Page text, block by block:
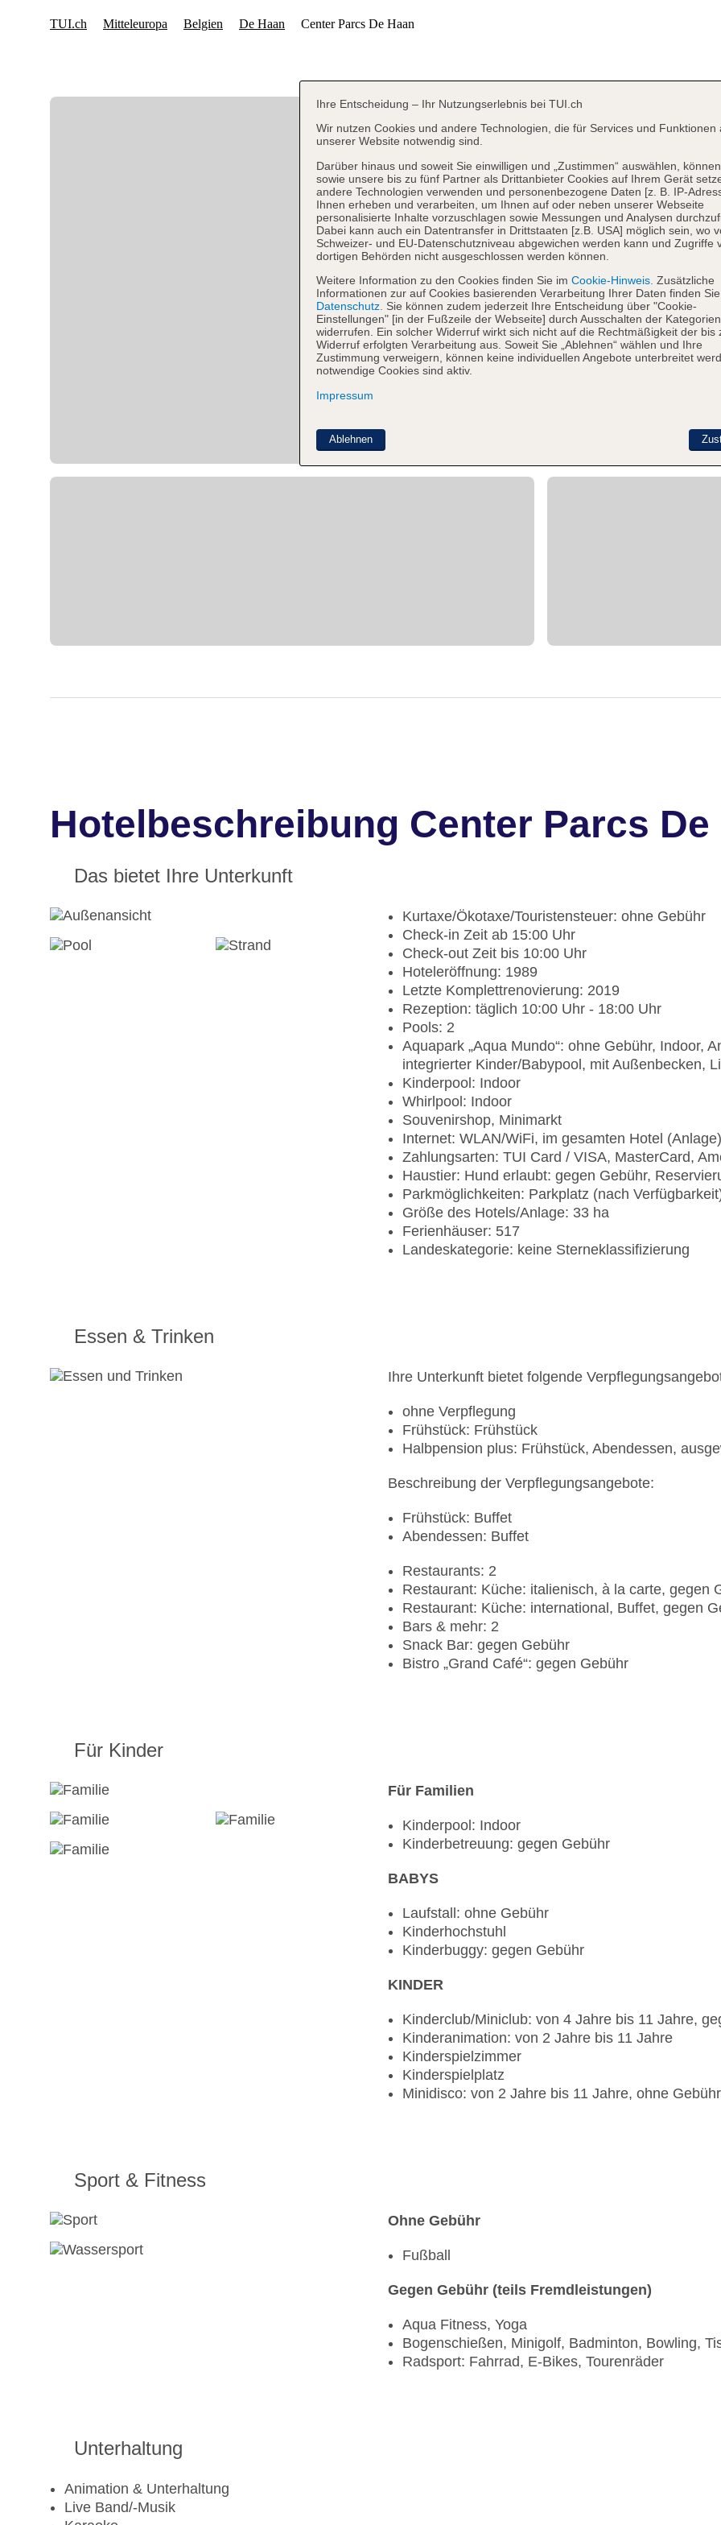
Hotelbeschreibung Center Parcs De
Das bietet Ihre Unterkunft
Kurtaxe/Ökotaxe/Touristensteuer: ohne Gebühr
Check-in Zeit ab 15:00 Uhr
Check-out Zeit bis 10:00 Uhr
Hoteleröffnung: 1989
Letzte Komplettrenovierung: 2019
Rezeption: täglich 10:00 Uhr - 18:00 Uhr
Pools: 2
Aquapark „Aqua Mundo“: ohne Gebühr, Indoor,
integrierter Kinder/Babypool, mit Außenbecken,
Kinderpool: Indoor
Whirlpool: Indoor
Souvenirshop, Minimarkt
Internet: WLAN/WiFi, im gesamten Hotel
Zahlungsarten: TUI Card / VISA, MasterCard,
Haustier: Hund erlaubt: gegen Gebühr,
Parkmöglichkeiten: Parkplatz (nach
Größe des Hotels/Anlage: 33 ha
Ferienhäuser: 517
Landeskategorie: keine Sterneklassifizierung
Essen & Trinken
Ihre Unterkunft bietet folgende
ohne Verpflegung
Frühstück: Frühstück
Halbpension plus: Frühstück, Abendessen,
Beschreibung der Verpflegungsangebote:
Frühstück: Buffet
Abendessen: Buffet
Restaurants: 2
Restaurant: Küche: italienisch, à la carte, gegen
Restaurant: Küche: international, Buffet, gegen
Bars & mehr: 2
Snack Bar: gegen Gebühr
Bistro „Grand Café“: gegen Gebühr
Für Kinder
Für Familien
Kinderpool: Indoor
Kinderbetreuung: gegen Gebühr
BABYS
Laufstall: ohne Gebühr
Kinderhochstuhl
Kinderbuggy: gegen Gebühr
KINDER
Kinderclub/Miniclub: von 4 Jahre bis 11 Jahre,
Kinderanimation: von 2 Jahre bis 11 Jahre
Kinderspielzimmer
Kinderspielplatz
Minidisco: von 2 Jahre bis 11 Jahre, ohne Gebühr
Sport & Fitness
Ohne Gebühr
Fußball
Gegen Gebühr (teils Fremdleistungen)
Aqua Fitness, Yoga
Bogenschießen, Minigolf, Badminton, Bowling,
Radsport: Fahrrad, E-Bikes, Tourenräder
Unterhaltung
Animation & Unterhaltung
Live Band/-Musik
Ihre Entscheidung – Ihr Nutzungserlebnis bei TUI.ch
Wir nutzen Cookies und andere Technologien, die für Services und Funktionen
unserer Website notwendig sind.
Darüber hinaus und soweit Sie einwilligen und „Zustimmen“ auswählen,
sowie unsere bis zu fünf Partner als Drittanbieter Cookies auf Ihrem Gerät
andere Technologien verwenden und personenbezogene Daten [z. B. IP-
Ihnen erheben und verarbeiten, um Ihnen auf oder neben unserer Webseite
personalisierte Inhalte vorzuschlagen sowie Messungen und Analysen
Dabei kann auch ein Datentransfer in Drittstaaten [z.B. USA] möglich sein, wo
Schweizer- und EU-Datenschutzniveau abgewichen werden kann und Zugriffe
dortigen Behörden nicht ausgeschlossen werden können.
Weitere Information zu den Cookies finden Sie im Cookie-Hinweis. Zusätzliche
Informationen zur auf Cookies basierenden Verarbeitung Ihrer Daten finden
Datenschutz. Sie können zudem jederzeit Ihre Entscheidung über "Cookie-
Einstellungen" [in der Fußzeile der Webseite] durch Ausschalten der Kategorien
widerrufen. Ein solcher Widerruf wirkt sich nicht auf die Rechtmäßigkeit der bis
Widerruf erfolgten Verarbeitung aus. Soweit Sie „Ablehnen“ wählen und Ihre
Zustimmung verweigern, können keine individuellen Angebote unterbreitet
notwendige Cookies sind aktiv.
Impressum
Ablehnen